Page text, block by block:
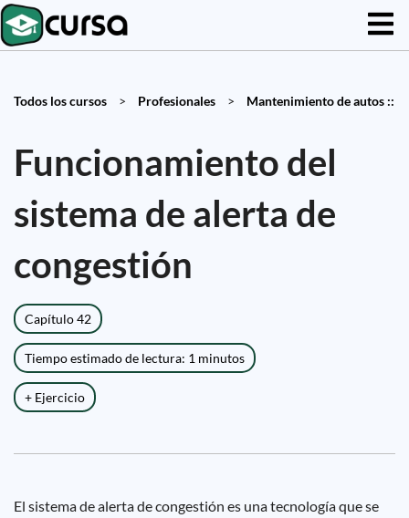
Todos los cursos > Profesionales > Mantenimiento de autos ::
Funcionamiento del
sistema de alerta de
congestión
Capítulo 42
Tiempo estimado de lectura: 1 minutos
+ Ejercicio
El sistema de alerta de congestión es una tecnología que se